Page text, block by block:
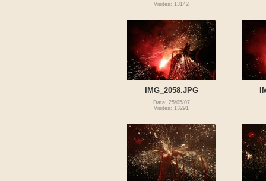
Visites: 13142
IMG_2058.JPG
Data: 25/05/07
Visites: 13291